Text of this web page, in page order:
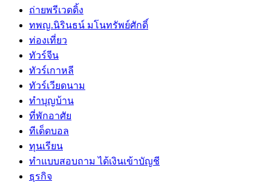
ถ่ายพรีเวดดิ้ง
ทพญ.นิรินธน์ มโนทรัพย์ศักดิ์
ท่องเที่ยว
ทัวร์จีน
ทัวร์เกาหลี
ทัวร์เวียดนาม
ทำบุญบ้าน
ที่พักอาศัย
ทีเด็ดบอล
ทุนเรียน
ทําแบบสอบถาม ได้เงินเข้าบัญชี
ธุรกิจ